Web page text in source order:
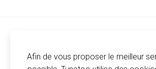
Afin de vous proposer le meilleur